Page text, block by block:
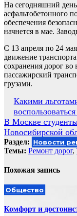
На сегодняшний
асфальтобетонного
обеспечения
начнется в мае.
С 13 апреля по 24 мая
движение
сохранения дорог
пассажирский
грузами.
Навигация
по
записям
Какими
В Москве
Новосибирской
Раздел: Новости
Темы: Ремонт дорог,
Похожая запись
Общество
Комфорт и